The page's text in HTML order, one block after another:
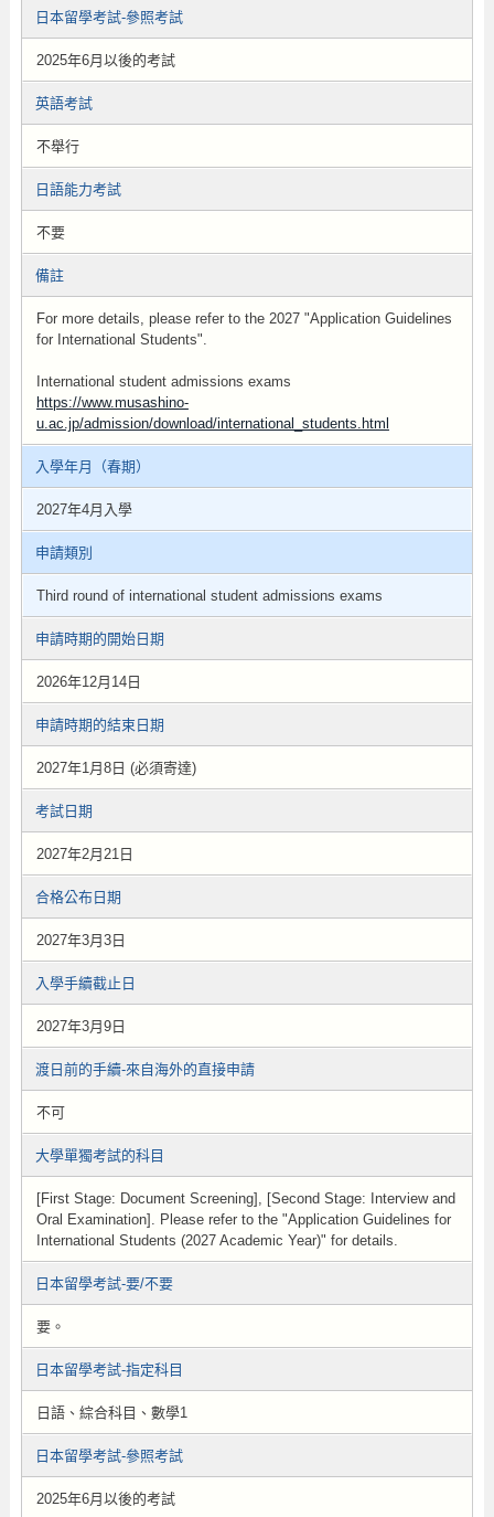
日本留學考試-參照考試
2025年6月以後的考試
英語考試
不舉行
日語能力考試
不要
備註
For more details, please refer to the 2027 "Application Guidelines
for International Students".
International student admissions exams
https://www.musashino-
u.ac.jp/admission/download/international_students.html
入學年月（春期）
2027年4月入學
申請類別
Third round of international student admissions exams
申請時期的開始日期
2026年12月14日
申請時期的結束日期
2027年1月8日 (必須寄達)
考試日期
2027年2月21日
合格公布日期
2027年3月3日
入學手續截止日
2027年3月9日
渡日前的手續-來自海外的直接申請
不可
大學單獨考試的科目
[First Stage: Document Screening], [Second Stage: Interview and
Oral Examination]. Please refer to the "Application Guidelines for
International Students (2027 Academic Year)" for details.
日本留學考試-要/不要
要。
日本留學考試-指定科目
日語、綜合科目、數學1
日本留學考試-參照考試
2025年6月以後的考試